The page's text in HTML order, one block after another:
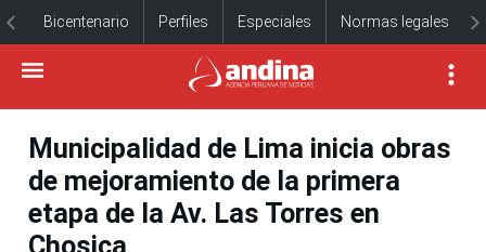
Bicentenario Perfiles Especiales Normas legales
Municipalidad de Lima inicia obras
de mejoramiento de la primera
etapa de la Av. Las Torres en